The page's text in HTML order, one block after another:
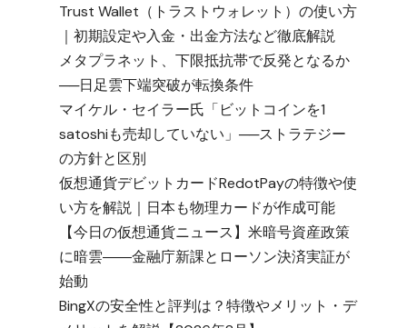
Trust Wallet（トラストウォレット）の使い方
｜初期設定や入金・出金方法など徹底解説
メタプラネット、下限抵抗帯で反発となるか
──日足雲下端突破が転換条件
マイケル・セイラー氏「ビットコインを1
satoshiも売却していない」──ストラテジー
の方針と区別
仮想通貨デビットカードRedotPayの特徴や使
い方を解説｜日本も物理カードが作成可能
【今日の仮想通貨ニュース】米暗号資産政策
に暗雲――金融庁新課とローソン決済実証が
始動
BingXの安全性と評判は？特徴やメリット・デ